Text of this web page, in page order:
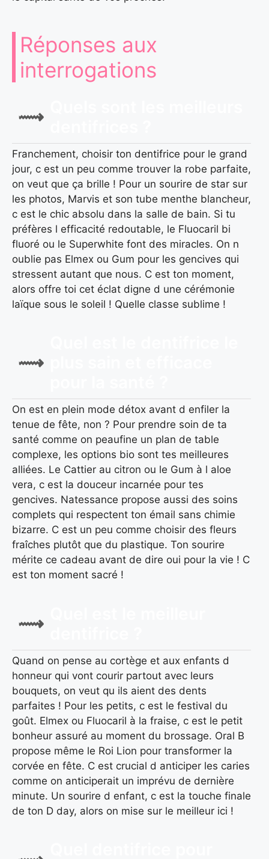
Réponses aux
interrogations
Franchement, choisir ton dentifrice pour le grand
jour, c est un peu comme trouver la robe parfaite,
on veut que ça brille ! Pour un sourire de star sur
les photos, Marvis et son tube menthe blancheur,
c est le chic absolu dans la salle de bain. Si tu
préfères l efficacité redoutable, le Fluocaril bi
fluoré ou le Superwhite font des miracles. On n
oublie pas Elmex ou Gum pour les gencives qui
stressent autant que nous. C est ton moment,
alors offre toi cet éclat digne d une cérémonie
laïque sous le soleil ! Quelle classe sublime !
On est en plein mode détox avant d enfiler la
tenue de fête, non ? Pour prendre soin de ta
santé comme on peaufine un plan de table
complexe, les options bio sont tes meilleures
alliées. Le Cattier au citron ou le Gum à l aloe
vera, c est la douceur incarnée pour tes
gencives. Natessance propose aussi des soins
complets qui respectent ton émail sans chimie
bizarre. C est un peu comme choisir des fleurs
fraîches plutôt que du plastique. Ton sourire
mérite ce cadeau avant de dire oui pour la vie ! C
est ton moment sacré !
Quand on pense au cortège et aux enfants d
honneur qui vont courir partout avec leurs
bouquets, on veut qu ils aient des dents
parfaites ! Pour les petits, c est le festival du
goût. Elmex ou Fluocaril à la fraise, c est le petit
bonheur assuré au moment du brossage. Oral B
propose même le Roi Lion pour transformer la
corvée en fête. C est crucial d anticiper les caries
comme on anticiperait un imprévu de dernière
minute. Un sourire d enfant, c est la touche finale
de ton D day, alors on mise sur le meilleur ici !